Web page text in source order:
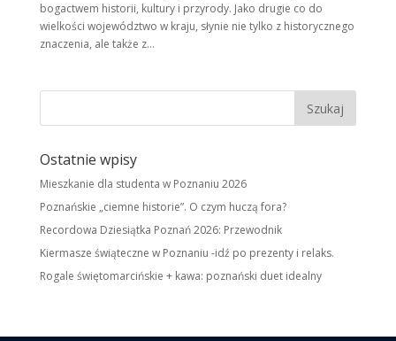
bogactwem historii, kultury i przyrody. Jako drugie co do
wielkości województwo w kraju, słynie nie tylko z historycznego
znaczenia, ale także z...
Ostatnie wpisy
Mieszkanie dla studenta w Poznaniu 2026
Poznańskie „ciemne historie”. O czym huczą fora?
Recordowa Dziesiątka Poznań 2026: Przewodnik
Kiermasze świąteczne w Poznaniu -idź po prezenty i relaks.
Rogale świętomarcińskie + kawa: poznański duet idealny